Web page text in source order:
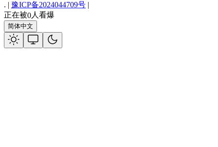
. | 豫ICP备2024044709号 |
正在被0人看爆
简体中文